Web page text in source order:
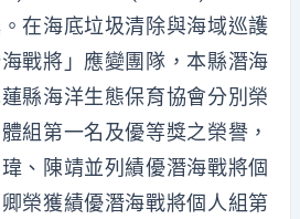
在海底垃圾清除與海域巡護
戰將」應變團隊，本縣潛海
縣海洋生態保育協會分別榮
組第一名及優等獎之榮譽，
、陳靖並列績優潛海戰將個
榮獲績優潛海戰將個人組第